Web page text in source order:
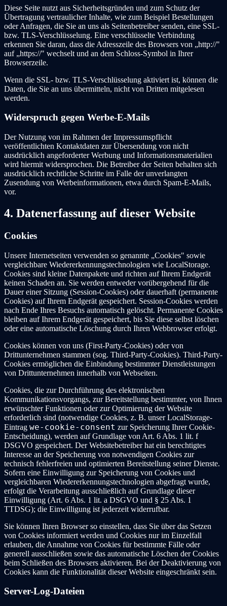
Diese Seite nutzt aus Sicherheitsgründen und zum Schutz der
Übertragung vertraulicher Inhalte, wie zum Beispiel Bestellungen
oder Anfragen, die Sie an uns als Seitenbetreiber senden, eine SSL-
bzw. TLS-Verschlüsselung. Eine verschlüsselte Verbindung
erkennen Sie daran, dass die Adresszeile des Browsers von „http://"
auf „https://" wechselt und an dem Schloss-Symbol in Ihrer
Browserzeile.
Wenn die SSL- bzw. TLS-Verschlüsselung aktiviert ist, können die
Daten, die Sie an uns übermitteln, nicht von Dritten mitgelesen
werden.
Widerspruch gegen Werbe-E-Mails
Der Nutzung von im Rahmen der Impressumspflicht
veröffentlichten Kontaktdaten zur Übersendung von nicht
ausdrücklich angeforderter Werbung und Informationsmaterialien
wird hiermit widersprochen. Die Betreiber der Seiten behalten sich
ausdrücklich rechtliche Schritte im Falle der unverlangten
Zusendung von Werbeinformationen, etwa durch Spam-E-Mails,
vor.
4. Datenerfassung auf dieser Website
Cookies
Unsere Internetseiten verwenden so genannte „Cookies" sowie
vergleichbare Wiedererkennungstechnologien wie LocalStorage.
Cookies sind kleine Datenpakete und richten auf Ihrem Endgerät
keinen Schaden an. Sie werden entweder vorübergehend für die
Dauer einer Sitzung (Session-Cookies) oder dauerhaft (permanente
Cookies) auf Ihrem Endgerät gespeichert. Session-Cookies werden
nach Ende Ihres Besuchs automatisch gelöscht. Permanente Cookies
bleiben auf Ihrem Endgerät gespeichert, bis Sie diese selbst löschen
oder eine automatische Löschung durch Ihren Webbrowser erfolgt.
Cookies können von uns (First-Party-Cookies) oder von
Drittunternehmen stammen (sog. Third-Party-Cookies). Third-Party-
Cookies ermöglichen die Einbindung bestimmter Dienstleistungen
von Drittunternehmen innerhalb von Webseiten.
Cookies, die zur Durchführung des elektronischen
Kommunikationsvorgangs, zur Bereitstellung bestimmter, von Ihnen
erwünschter Funktionen oder zur Optimierung der Website
erforderlich sind (notwendige Cookies, z. B. unser LocalStorage-
Eintrag we-cookie-consent zur Speicherung Ihrer Cookie-
Entscheidung), werden auf Grundlage von Art. 6 Abs. 1 lit. f
DSGVO gespeichert. Der Websitebetreiber hat ein berechtigtes
Interesse an der Speicherung von notwendigen Cookies zur
technisch fehlerfreien und optimierten Bereitstellung seiner Dienste.
Sofern eine Einwilligung zur Speicherung von Cookies und
vergleichbaren Wiedererkennungstechnologien abgefragt wurde,
erfolgt die Verarbeitung ausschließlich auf Grundlage dieser
Einwilligung (Art. 6 Abs. 1 lit. a DSGVO und § 25 Abs. 1
TTDSG); die Einwilligung ist jederzeit widerrufbar.
Sie können Ihren Browser so einstellen, dass Sie über das Setzen
von Cookies informiert werden und Cookies nur im Einzelfall
erlauben, die Annahme von Cookies für bestimmte Fälle oder
generell ausschließen sowie das automatische Löschen der Cookies
beim Schließen des Browsers aktivieren. Bei der Deaktivierung von
Cookies kann die Funktionalität dieser Website eingeschränkt sein.
Server-Log-Dateien